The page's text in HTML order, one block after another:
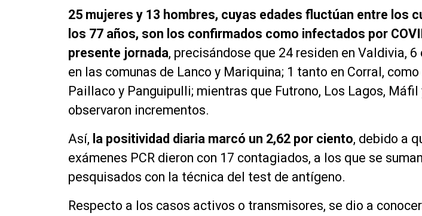
25 mujeres y 13 hombres, cuyas edades fluctúan entre los
los 77 años, son los confirmados como infectados por
presente jornada, precisándose que 24 residen en Valdivia, 6
en las comunas de Lanco y Mariquina; 1 tanto en Corral, como
Paillaco y Panguipulli; mientras que Futrono, Los Lagos, Máfil
observaron incrementos.
Así, la positividad diaria marcó un 2,62 por ciento, debido a
exámenes PCR dieron con 17 contagiados, a los que se
pesquisados con la técnica del test de antígeno.
Respecto a los casos activos o transmisores, se dio a